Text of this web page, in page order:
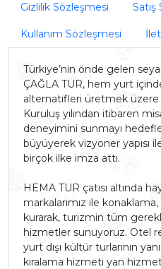
Gizlilik Sözleşmesi
Kullanım Sözleşmesi
Türkiye’nin önde gelen
ÇAĞLA TUR, hem yurt
alternatifleri üretmek üzere
Kuruluş yılından itibaren
deneyimini sunmayı
büyüyerek vizyoner yapısı
birçok ilke imza attı.
HEMA TUR çatısı altında
markalarımız ile
kurarak, turizmin tüm
hizmetler sunuyoruz. Otel
yurt dışı kültür turlarının
kiralama hizmeti yan